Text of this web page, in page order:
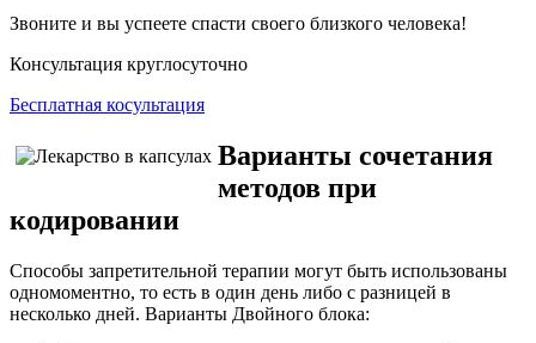
Звоните и вы успеете спасти своего близкого человека!
Консультация круглосуточно
Бесплатная косультация
Варианты сочетания
методов при
кодировании
Способы запретительной терапии могут быть использованы
одномоментно, то есть в один день либо с разницей в
несколько дней. Варианты Двойного блока: